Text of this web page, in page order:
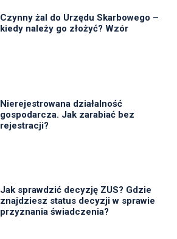
Czynny żal do Urzędu Skarbowego –
kiedy należy go złożyć? Wzór
Nierejestrowana działalność
gospodarcza. Jak zarabiać bez
rejestracji?
Jak sprawdzić decyzję ZUS? Gdzie
znajdziesz status decyzji w sprawie
przyznania świadczenia?